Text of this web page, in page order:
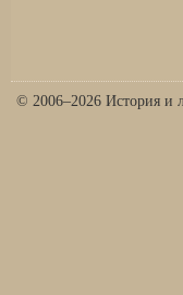
© 2006–2026 История и